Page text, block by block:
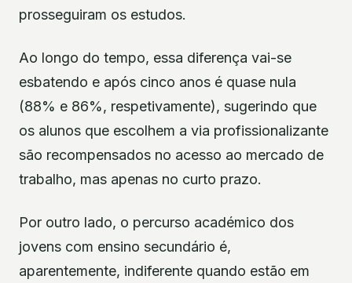
prosseguiram os estudos.
Ao longo do tempo, essa diferença vai-se
esbatendo e após cinco anos é quase nula
(88% e 86%, respetivamente), sugerindo que
os alunos que escolhem a via profissionalizante
são recompensados no acesso ao mercado de
trabalho, mas apenas no curto prazo.
Por outro lado, o percurso académico dos
jovens com ensino secundário é,
aparentemente, indiferente quando estão em